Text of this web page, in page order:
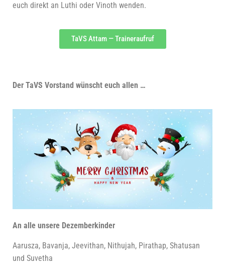
euch direkt an Luthi oder Vinoth wenden.
TaVS Attam — Traineraufruf
Der TaVS Vor­stand wünscht euch allen …
An alle unse­re Dezemberkinder
Aarus­za, Bavan­ja, Jee­vithan, Nit­hu­jah, Pirathap, Shatus­an
und Suvetha